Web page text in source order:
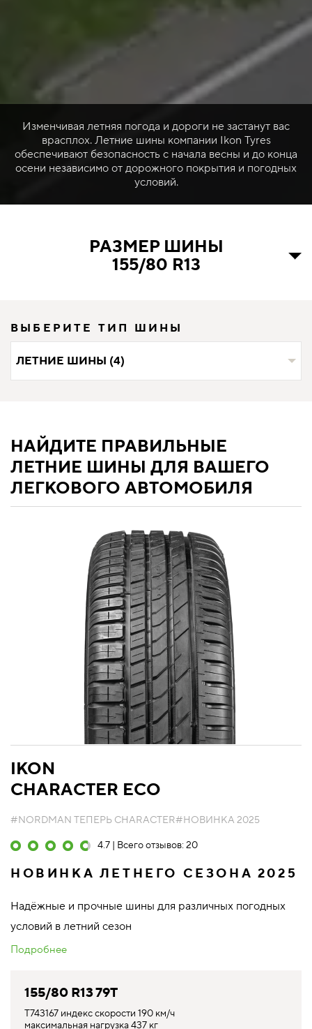
Изменчивая летняя погода и дороги не застанут вас
врасплох. Летние шины компании Ikon Tyres
обеспечивают безопасность с начала весны и до конца
осени независимо от дорожного покрытия и погодных
условий.
РАЗМЕР ШИНЫ
155/80 R13
ВЫБЕРИТЕ ТИП ШИНЫ
ЛЕТНИЕ ШИНЫ (4)
НАЙДИТЕ ПРАВИЛЬНЫЕ
ЛЕТНИЕ ШИНЫ ДЛЯ ВАШЕГО
ЛЕГКОВОГО АВТОМОБИЛЯ
IKON
CHARACTER ECO
#NORDMAN ТЕПЕРЬ CHARACTER#НОВИНКА 2025
4.7 | Всего отзывов: 20
НОВИНКА ЛЕТНЕГО СЕЗОНА 2025
Надёжные и прочные шины для различных погодных
условий в летний сезон
Подробнее
155/80 R13 79T
T743167 индекс скорости 190 км/ч
максимальная нагрузка 437 кг